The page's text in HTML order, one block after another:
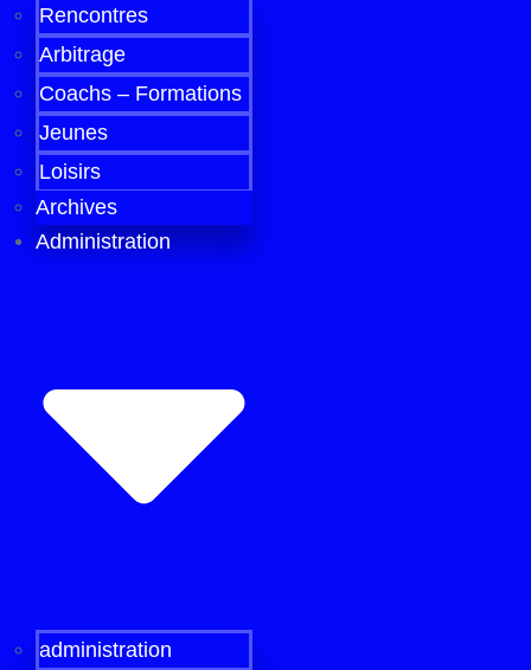
Rencontres
Arbitrage
Coachs – Formations
Jeunes
Loisirs
Archives
Administration
administration